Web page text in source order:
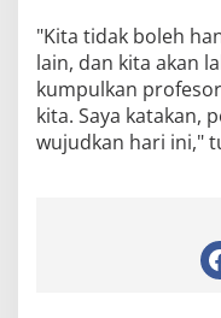
"Kita tidak boleh
lain, dan kita akan
kumpulkan
kita. Saya katakan,
wujudkan hari ini,"